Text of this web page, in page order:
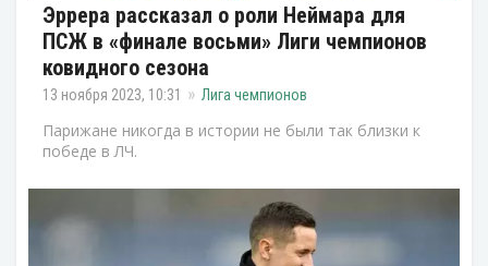
Эррера рассказал о роли Неймара для
ПСЖ в «финале восьми» Лиги чемпионов
ковидного сезона
13 ноября 2023, 10:31 Лига чемпионов
Парижане никогда в истории не были так близки к
победе в ЛЧ.